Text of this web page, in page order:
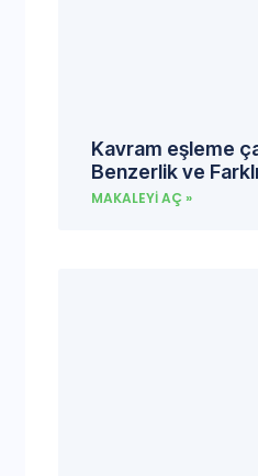
Kavram eşleme
Benzerlik ve
MAKALEYI AÇ »